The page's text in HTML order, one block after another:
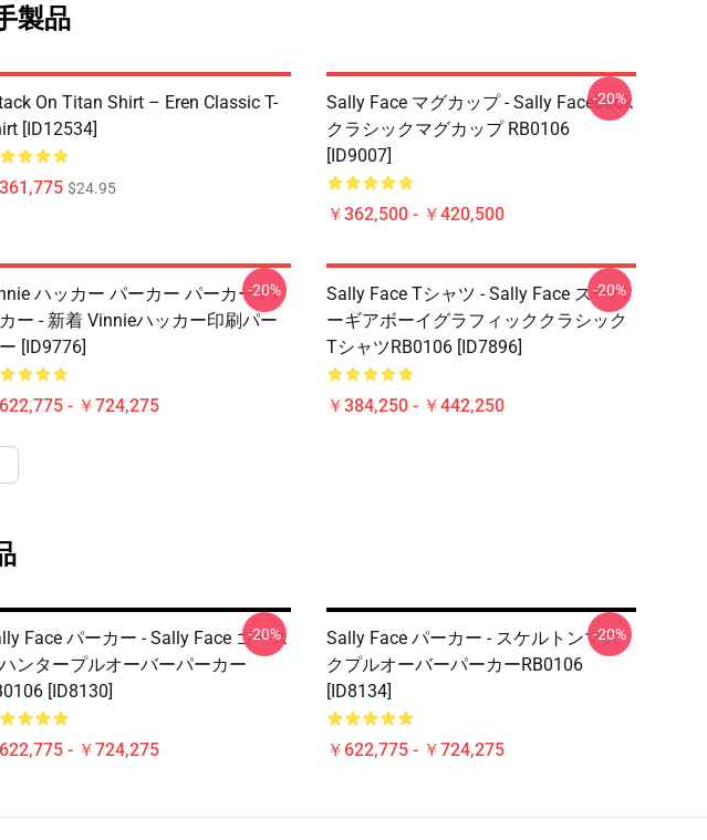
製品
On Titan Shirt – Eren Classic T-
[ID12534]
$24.95
Sally Face マグカップ - Sally Facebook
クラシックマグカップ RB0106
[ID9007]
￥362,500 - ￥420,500
-20%
ハッカー パーカー パーカー パ
ー - 新着 Vinnieハッカー印刷パー
[ID9776]
- ￥724,275
-20%
Sally Face Tシャツ - Sally Face スーパ
ーギアボーイグラフィッククラシック
TシャツRB0106 [ID7896]
￥384,250 - ￥442,250
-20%
Face パーカー - Sally Face ゴース
ハンタープルオーバーパーカー
[ID8130]
- ￥724,275
-20%
Sally Face パーカー - スケルトンマス
クプルオーバーパーカーRB0106
[ID8134]
￥622,775 - ￥724,275
-20%